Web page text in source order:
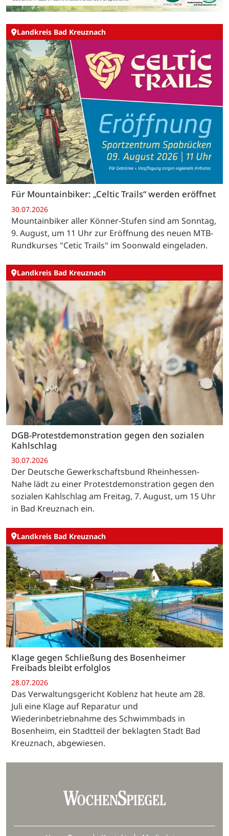
Landkreis Bad Kreuznach
Für Mountainbiker: „Celtic Trails“ werden eröffnet
30.07.2026
Mountainbiker aller Könner-Stufen sind am Sonntag,
9. August, um 11 Uhr zur Eröffnung des neuen MTB-
Rundkurses "Cetic Trails" im Soonwald eingeladen.
Landkreis Bad Kreuznach
DGB-Protestdemonstration gegen den sozialen
Kahlschlag
30.07.2026
Der Deutsche Gewerkschaftsbund Rheinhessen-
Nahe lädt zu einer Protestdemonstration gegen den
sozialen Kahlschlag am Freitag, 7. August, um 15 Uhr
in Bad Kreuznach ein.
Landkreis Bad Kreuznach
Klage gegen Schließung des Bosenheimer
Freibads bleibt erfolglos
28.07.2026
Das Verwaltungsgericht Koblenz hat heute am 28.
Juli eine Klage auf Reparatur und
Wiederinbetriebnahme des Schwimmbads in
Bosenheim, ein Stadtteil der beklagten Stadt Bad
Kreuznach, abgewiesen.